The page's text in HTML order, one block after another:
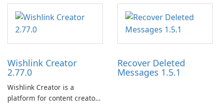
Wishlink Creator
2.77.0
Wishlink Creator is a
platform for content creators
Recover Deleted
Messages 1.5.1